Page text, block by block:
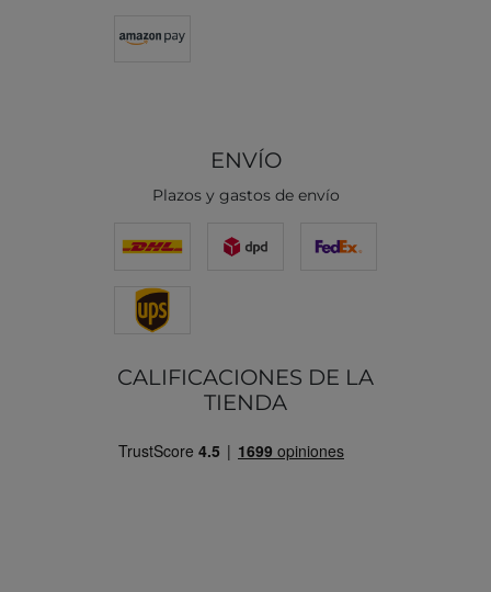
ENVÍO
Plazos y gastos de envío
CALIFICACIONES DE LA
TIENDA